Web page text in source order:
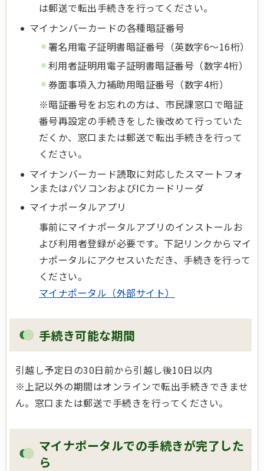
は郵送で転出手続きを行ってください。
マイナンバーカードの各種暗証番号
署名用電子証明書暗証番号（英数字6～16桁）
利用者証明用電子証明書暗証番号（数字4桁）
券面事項入力補助用暗証番号（数字4桁）
※暗証番号をお忘れの方は、市民課窓口で暗証
番号再設定の手続きをした後改めて行っていた
だくか、窓口または郵送で転出手続きを行って
ください。
マイナンバーカード読取に対応したスマートフォ
ンまたはパソコンおよびICカードリーダ
マイナポータルアプリ
事前にマイナポータルアプリのインストールお
よび利用者登録が必要です。下記リンクからマイ
ナポータルにアクセスいただき、手続きを行って
ください。
マイナポータル（外部サイト）
手続き可能な期間
引越し予定日の30日前から引越し後10日以内
※上記以外の期間はオンラインで転出手続きできませ
ん。窓口または郵送で手続きを行ってください。
マイナポータルでの手続きが完了した
ら